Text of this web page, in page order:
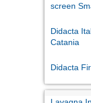
screen
Didacta
Catania
Didacta